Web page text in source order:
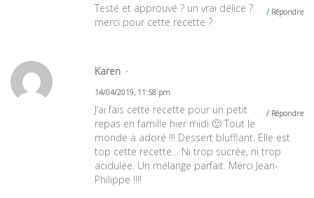
Répondre
Testé et approuvé ? un vrai délice ?
merci pour cette recette ?
Karen
14/04/2019, 11:58 pm
Répondre
J’ai fais cette recette pour un petit
repas en famille hier midi 🙂 Tout le
monde a adoré !!! Dessert blufflant. Elle est
top cette recette… Ni trop sucrée, ni trop
acidulée. Un mélange parfait. Merci Jean-
Philippe !!!!